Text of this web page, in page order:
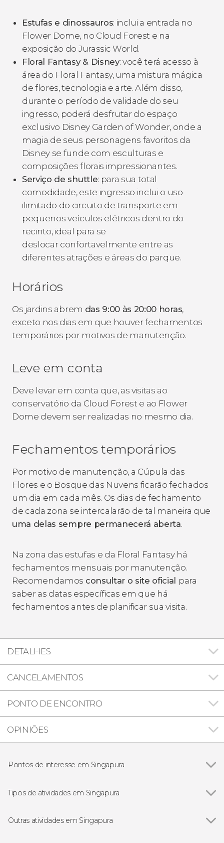
Estufas e dinossauros: inclui a entrada no
Flower Dome, no Cloud Forest e na
exposição do Jurassic World.
Floral Fantasy & Disney: você terá acesso à
área do Floral Fantasy, uma mistura mágica
de flores, tecnologia e arte. Além disso,
durante o período de validade do seu
ingresso, poderá desfrutar do espaço
exclusivo Disney Garden of Wonder, onde a
magia de seus personagens favoritos da
Disney se funde com esculturas e
composições florais impressionantes.
Serviço de shuttle: para sua total
comodidade, este ingresso inclui o uso
ilimitado do circuito de transporte em
pequenos veículos elétricos dentro do
recinto, ideal para se
deslocar confortavelmente entre as
diferentes atrações e áreas do parque.
Horários
Os jardins abrem das 9:00 às 20:00 horas,
exceto nos dias em que houver fechamentos
temporários por motivos de manutenção.
Leve em conta
Deve levar em conta que, as visitas ao
conservatório da Cloud Forest e ao Flower
Dome devem ser realizadas no mesmo dia.
Fechamentos temporários
Por motivo de manutenção, a Cúpula das
Flores e o Bosque das Nuvens ficarão fechados
um dia em cada mês. Os dias de fechamento
de cada zona se intercalarão de tal maneira que
uma delas sempre permanecerá aberta.
Na zona das estufas e da Floral Fantasy há
fechamentos mensuais por manutenção.
Recomendamos consultar o site oficial para
saber as datas específicas em que há
fechamentos antes de planificar sua visita.
DETALHES
CANCELAMENTOS
PONTO DE ENCONTRO
OPINIÕES
Pontos de interesse em Singapura
Tipos de atividades em Singapura
Visitas guiadas e free tours por Singapura
Outras atividades em Singapura